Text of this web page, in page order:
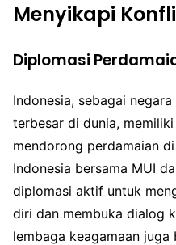
Menyikapi
Diplomasi
Indonesia, sebagai
terbesar di dunia,
mendorong perdamaian
Indonesia bersama MUI
diplomasi aktif untuk
diri dan membuka dialog
lembaga keagamaan